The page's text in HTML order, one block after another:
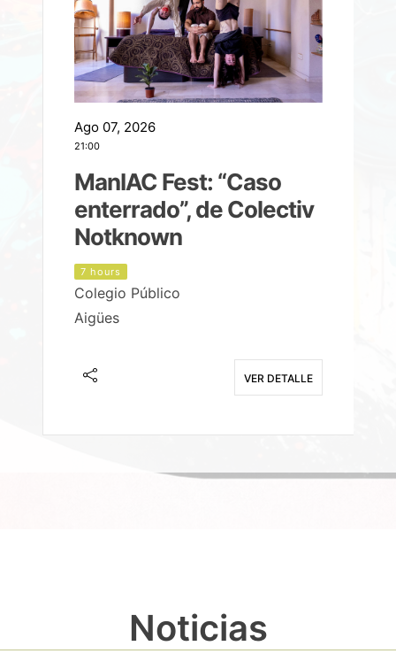
Ago 07, 2026
21:00
ManIAC Fest: “Caso
enterrado”, de Colectiv
Notknown
7 hours
Colegio Público
Aigües
VER DETALLE
Noticias